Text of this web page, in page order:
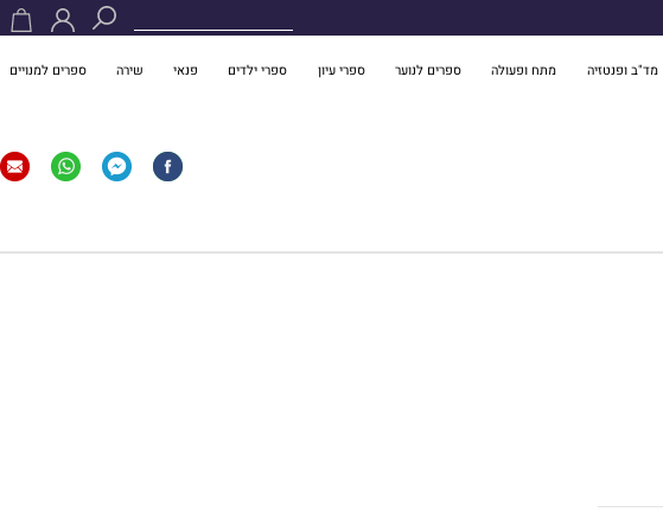
מד"ב ופנטזיה מתח ופעולה ספרים לנוער ספרי עיון ספרי ילדים פנאי שירה ספרים למנויים